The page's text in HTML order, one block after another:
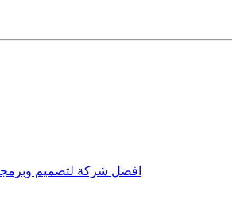
افضل شركة لتصميم وبرمجة